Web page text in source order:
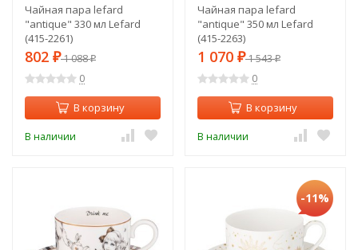
Чайная пара lefard
"antique" 330 мл Lefard
(415-2261)
802 ₽1 088₽
0
В корзину
В наличии
Чайная пара lefard
"antique" 350 мл Lefard
(415-2263)
1 070 ₽1 543₽
0
В корзину
В наличии
-11%